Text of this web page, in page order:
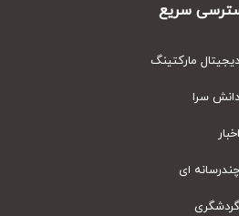
سریع
مارکتینگ
سرا
ای